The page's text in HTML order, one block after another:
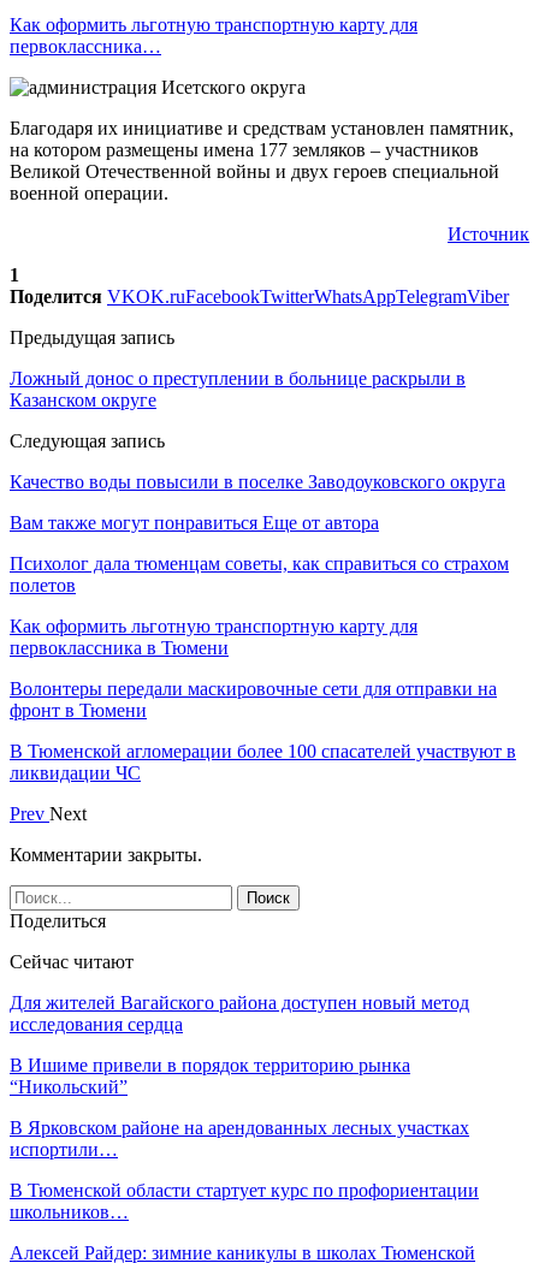
Как оформить льготную транспортную карту для
первоклассника…
Благодаря их инициативе и средствам установлен памятник,
на котором размещены имена 177 земляков – участников
Великой Отечественной войны и двух героев специальной
военной операции.
Источник
1
Поделится VKOK.ruFacebookTwitterWhatsAppTelegramViber
Предыдущая запись
Ложный донос о преступлении в больнице раскрыли в
Казанском округе
Следующая запись
Качество воды повысили в поселке Заводоуковского округа
Вам также могут понравиться Еще от автора
Психолог дала тюменцам советы, как справиться со страхом
полетов
Как оформить льготную транспортную карту для
первоклассника в Тюмени
Волонтеры передали маскировочные сети для отправки на
фронт в Тюмени
В Тюменской агломерации более 100 спасателей участвуют в
ликвидации ЧС
Prev Next
Комментарии закрыты.
Поделиться
Сейчас читают
Для жителей Вагайского района доступен новый метод
исследования сердца
В Ишиме привели в порядок территорию рынка
“Никольский”
В Ярковском районе на арендованных лесных участках
испортили…
В Тюменской области стартует курс по профориентации
школьников…
Алексей Райдер: зимние каникулы в школах Тюменской